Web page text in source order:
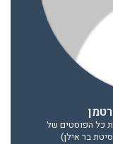
כל הפוסטים של
בר אילן)